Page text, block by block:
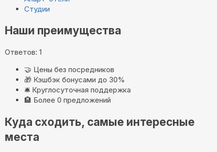
Студии
Наши преимущества
Ответов: 1
🤝 Цены без посредников
🎁 Кэшбэк бонусами до 30%
🛎️ Круглосуточная поддержка
🏨 Более 0 предложений
Куда сходить, самые интересные
места